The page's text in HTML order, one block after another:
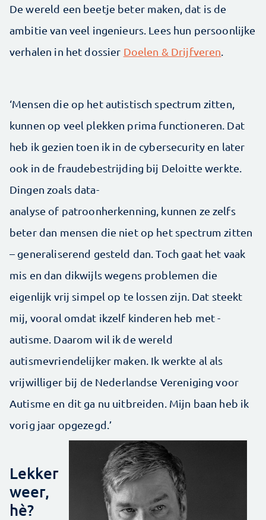
De wereld een beetje beter maken, dat is de
ambitie van veel ingenieurs. Lees hun persoonlijke
verhalen in het dossier Doelen & Drijfveren
‘Mensen die op het autistisch spectrum zitten,
kunnen op veel plekken prima functioneren. Dat
heb ik gezien toen ik in de cybersecurity en later
ook in de fraude­bestrijding bij Deloitte werkte.
Dingen zoals data-
analyse of patroon­herkenning, kunnen ze zelfs
beter dan mensen die niet op het spectrum zitten
– generaliserend gesteld dan. Toch gaat het vaak
mis en dan dikwijls wegens problemen die
eigenlijk vrij simpel op te lossen zijn. Dat steekt
mij, vooral omdat ikzelf kinderen heb met ­
autisme. Daarom wil ik de wereld
autismevriendelijker maken. Ik werkte al als
vrijwilliger bij de Nederlandse Vereniging voor
Autisme en dit ga nu uitbreiden. Mijn baan heb ik
vorig jaar opgezegd.’
Lekker
weer,
hè?